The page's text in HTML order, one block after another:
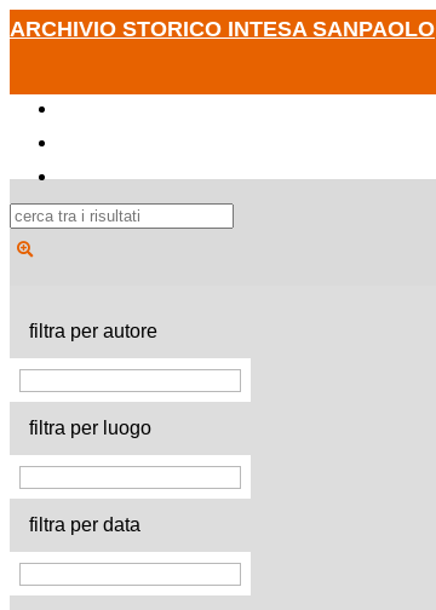
ARCHIVIO STORICO INTESA SANPAOLO
filtra per autore
filtra per luogo
filtra per data